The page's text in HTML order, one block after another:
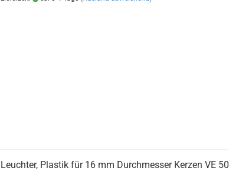
Leuchter, Plastik für 16 mm Durchmesser Kerzen VE 50